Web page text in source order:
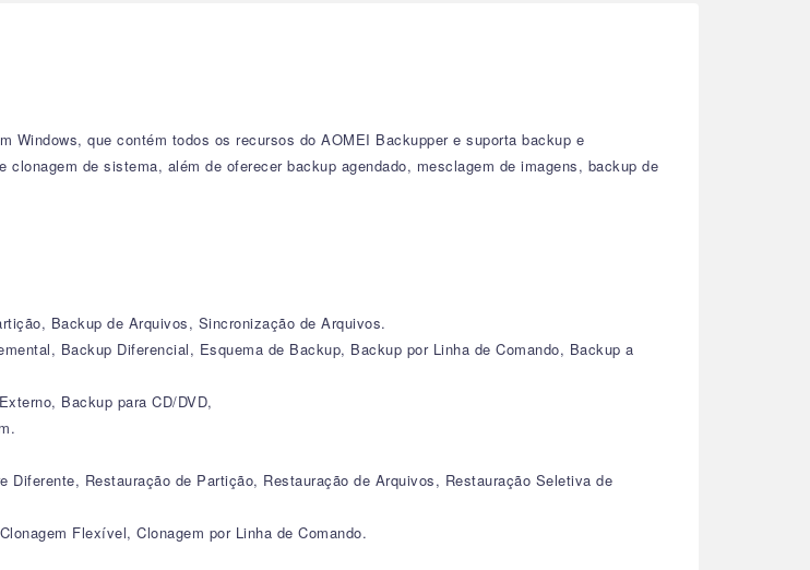
que contém todos os recursos do AOMEI Backupper e suporta backup e
de sistema, além de oferecer backup agendado, mesclagem de imagens, backup de
Backup de Arquivos, Sincronização de Arquivos.
Backup Diferencial, Esquema de Backup, Backup por Linha de Comando, Backup a
Backup para CD/DVD,
Restauração de Partição, Restauração de Arquivos, Restauração Seletiva de
Flexível, Clonagem por Linha de Comando.